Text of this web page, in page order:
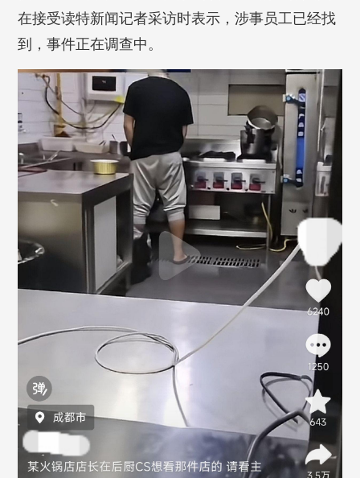
在接受读特新闻记者采访时表示，涉事员工已经找
到，事件正在调查中。